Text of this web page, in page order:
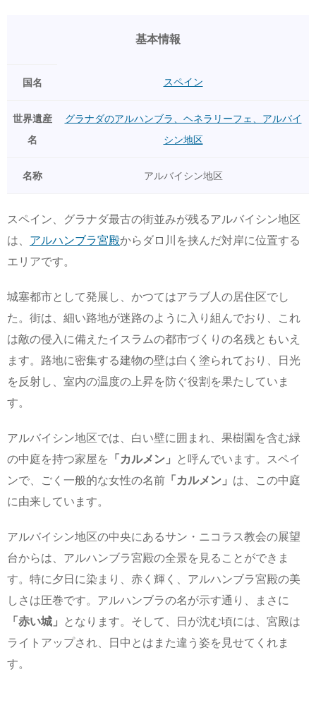
基本情報
国名 スペイン
世界遺産
名
グラナダのアルハンブラ、ヘネラリーフェ、アルバイ
シン地区
名称 アルバイシン地区
スペイン、グラナダ最古の街並みが残るアルバイシン地区
は、 アルハンブラ宮殿からダロ川を挟んだ対岸に位置する
エリアです。
城塞都市として発展し、かつてはアラブ人の居住区でし
た。街は、細い路地が迷路のように入り組んでおり、これ
は敵の侵入に備えたイスラムの都市づくりの名残ともいえ
ます。路地に密集する建物の壁は白く塗られており、日光
を反射し、室内の温度の上昇を防ぐ役割を果たしていま
す。
アルバイシン地区では、白い壁に囲まれ、果樹園を含む緑
の中庭を持つ家屋を
「カルメン」
と呼んでいます。スペイ
ンで、ごく一般的な女性の名前 「カルメン」 は、この中庭
に由来しています。
アルバイシン地区の中央にあるサン・ニコラス教会の展望
台からは、アルハンブラ宮殿の全景を見ることができま
す。特に夕日に染まり、赤く輝く、アルハンブラ宮殿の美
しさは圧巻です。アルハンブラの名が示す通り、まさに
「赤い城」
となります。そして、日が沈む頃には、宮殿は
ライトアップされ、日中とはまた違う姿を見せてくれま
す。